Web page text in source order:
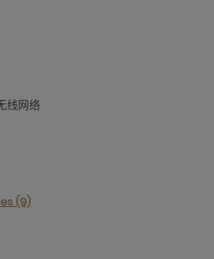
线网络
(9)